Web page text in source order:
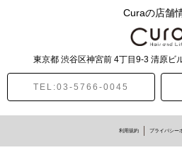
Curaの店舗
東京都 渋谷区神宮前 4丁目9-3 清原ビ
TEL:03-5766-0045
利用規約 プライバシー